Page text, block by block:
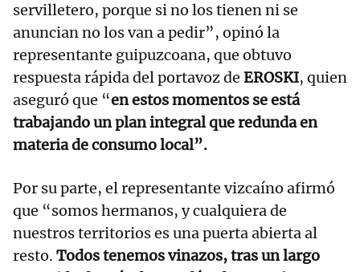
servilletero, porque si no los tienen ni se
anuncian no los van a pedir”, opinó la
representante guipuzcoana, que obtuvo
respuesta rápida del portavoz de EROSKI, quien
aseguró que “en estos momentos se está
trabajando un plan integral que redunda en
materia de consumo local”.
Por su parte, el representante vizcaíno afirmó
que “somos hermanos, y cualquiera de
nuestros territorios es una puerta abierta al
resto. Todos tenemos vinazos, tras un largo